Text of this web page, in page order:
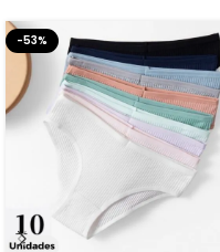
-53%